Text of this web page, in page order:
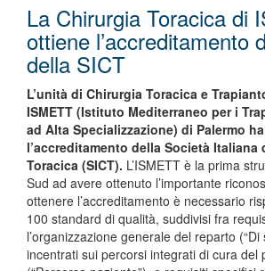
La Chirurgia Toracica di
ottiene l’accreditamento
della SICT
L’unità di Chirurgia Toracica e
ISMETT (Istituto Mediterraneo per i
ad Alta Specializzazione) di Palermo
l’accreditamento della Società Italiana
Toracica (SICT). L’ISMETT è la prima
Sud ad avere ottenuto l’importante
ottenere l’accreditamento è necessario
100 standard di qualità, suddivisi fra
l’organizzazione generale del reparto
incentrati sui percorsi integrati di cura del